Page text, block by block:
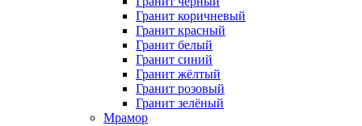
Гранит коричневый
Гранит красный
Гранит белый
Гранит синий
Гранит жёлтый
Гранит розовый
Гранит зелёный
Мрамор